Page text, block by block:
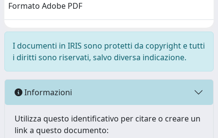
Formato Adobe PDF
I documenti in IRIS sono protetti da copyright e tutti
i diritti sono riservati, salvo diversa indicazione.
Informazioni
Utilizza questo identificativo per citare o creare un
link a questo documento: